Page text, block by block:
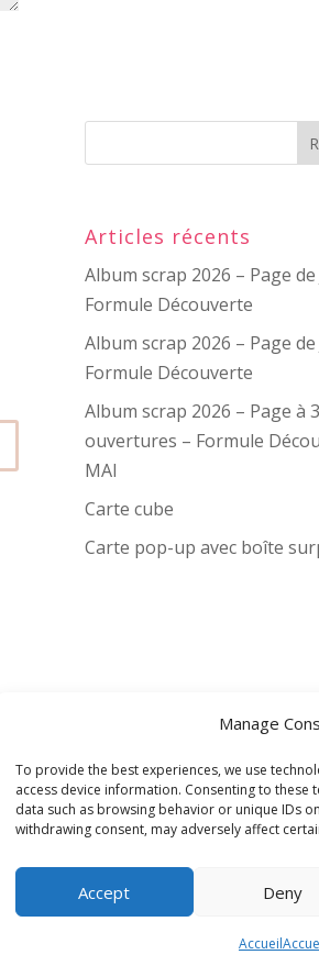
Manage
To provide the best experiences, we use
access device information. Consenting to
data such as browsing behavior or unique IDs
withdrawing consent, may adversely affect
Accept Deny
Accueil
Articles récents
Album scrap 2026 – Page de
Formule Découverte
Album scrap 2026 – Page de
Formule Découverte
Album scrap 2026 – Page à 3
ouvertures – Formule
MAI
Carte cube
Carte pop-up avec boîte
contenu de ce site, pour toute